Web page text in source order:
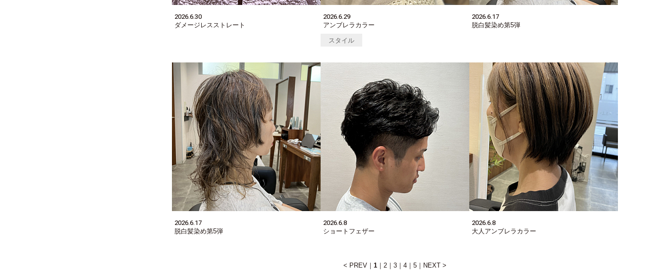
2026.6.30
ダメージレスストレート
2026.6.29
アンブレラカラー
スタイル
2026.6.17
脱白髪染め第5弾
2026.6.17
脱白髪染め第5弾
2026.6.8
ショートフェザー
2026.6.8
大人アンブレラカラー
< PREV 1 2 3 4 5 NEXT >